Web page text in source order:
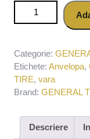
Cantitate
PLUS 215/65 R16
Categorie:
Etichete: Anvelopa,
TIRE, vara
Brand: GENERAL
Descriere